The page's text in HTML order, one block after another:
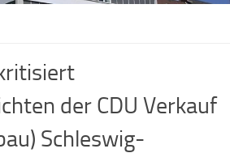
der CDU Verkauf
Schleswig-